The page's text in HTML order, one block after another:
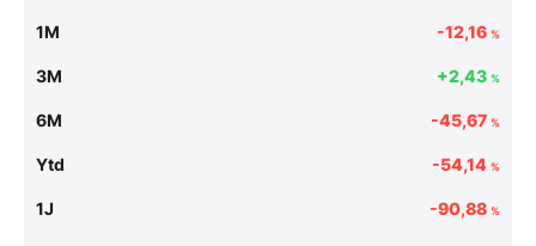
1M -12,16 %
3M +2,43 %
6M -45,67 %
Ytd -54,14 %
1J -90,88 %